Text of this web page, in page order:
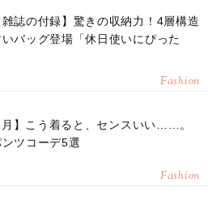
誌の付録】驚きの収納力！4層構造
バッグ登場「休日使いにぴった
Fashion
月】こう着ると、センスいい……。
ツコーデ5選
Fashion